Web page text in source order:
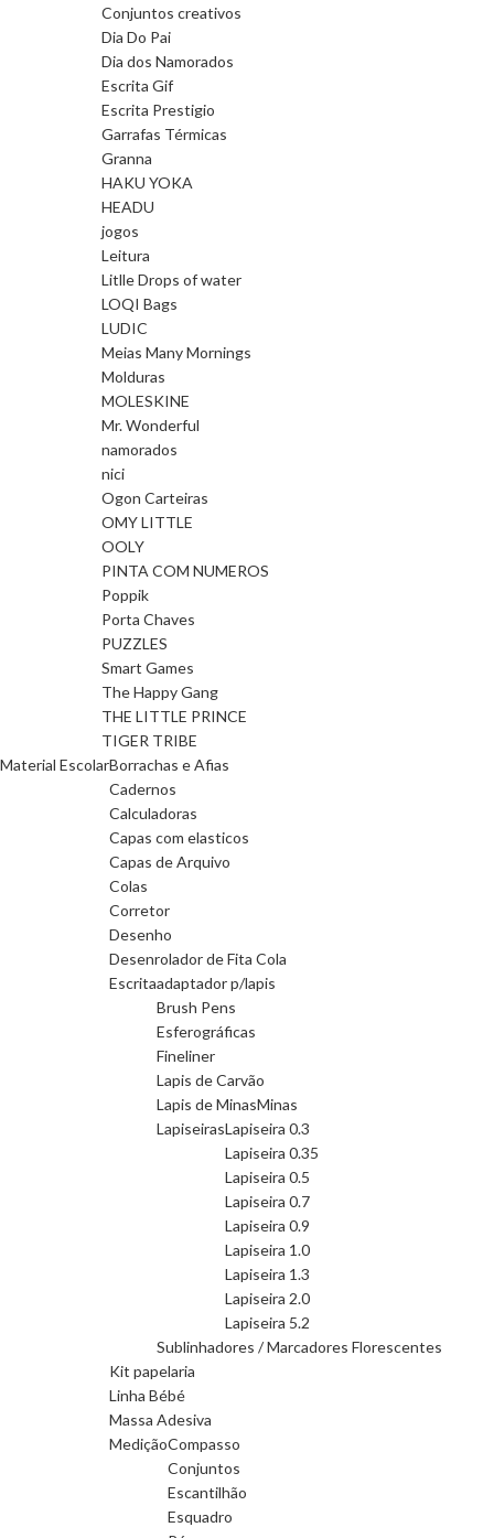
Conjuntos creativos
Dia Do Pai
Dia dos Namorados
Escrita Gif
Escrita Prestigio
Garrafas Térmicas
Granna
HAKU YOKA
HEADU
jogos
Leitura
Litlle Drops of water
LOQI Bags
LUDIC
Meias Many Mornings
Molduras
MOLESKINE
Mr. Wonderful
namorados
nici
Ogon Carteiras
OMY LITTLE
OOLY
PINTA COM NUMEROS
Poppik
Porta Chaves
PUZZLES
Smart Games
The Happy Gang
THE LITTLE PRINCE
TIGER TRIBE
Material EscolarBorrachas e Afias
Cadernos
Calculadoras
Capas com elasticos
Capas de Arquivo
Colas
Corretor
Desenho
Desenrolador de Fita Cola
Escritaadaptador p/lapis
Brush Pens
Esferográficas
Fineliner
Lapis de Carvão
Lapis de MinasMinas
LapiseirasLapiseira 0.3
Lapiseira 0.35
Lapiseira 0.5
Lapiseira 0.7
Lapiseira 0.9
Lapiseira 1.0
Lapiseira 1.3
Lapiseira 2.0
Lapiseira 5.2
Sublinhadores / Marcadores Florescentes
Kit papelaria
Linha Bébé
Massa Adesiva
MediçãoCompasso
Conjuntos
Escantilhão
Esquadro